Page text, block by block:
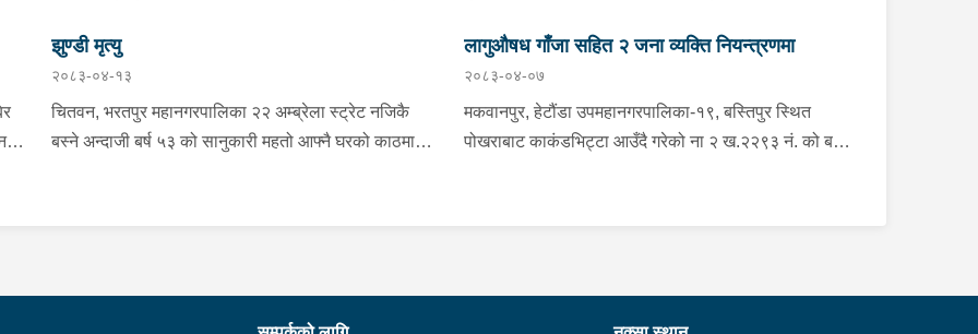
प्राप्त हुनासाथ प्रहरी टोली खटिगई घटनास्थलमा मुचुल्का
सहित थप अनुसन्धान कार्य भइरहेको ।
झुण्डी मृत्यु
२०८३-०४-१३
चितवन, भरतपुर महानगरपालिका २२ अम्ब्रेला स्ट्रेट नजिकै
बस्ने अन्दाजी बर्ष ५३ को सानुकारी महतो आफ्नै घरको काठमा
लागुऔषध गाँजा सहित २ जना व्यक्ति नियन्त्रणमा
२०८३-०४-०७
मकवानपुर, हेटौंडा उपमहानगरपालिका-१९, बस्तिपुर स्थित
पोखराबाट काकंडभिट्टा आउँदै गरेको ना २ ख.२२९३ नं. को बस